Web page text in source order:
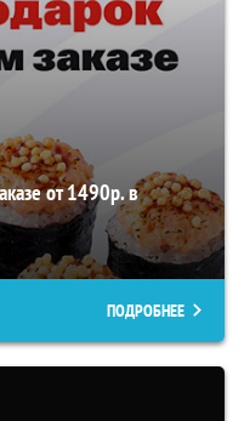
от 1490р. в
ПОДРОБНЕЕ